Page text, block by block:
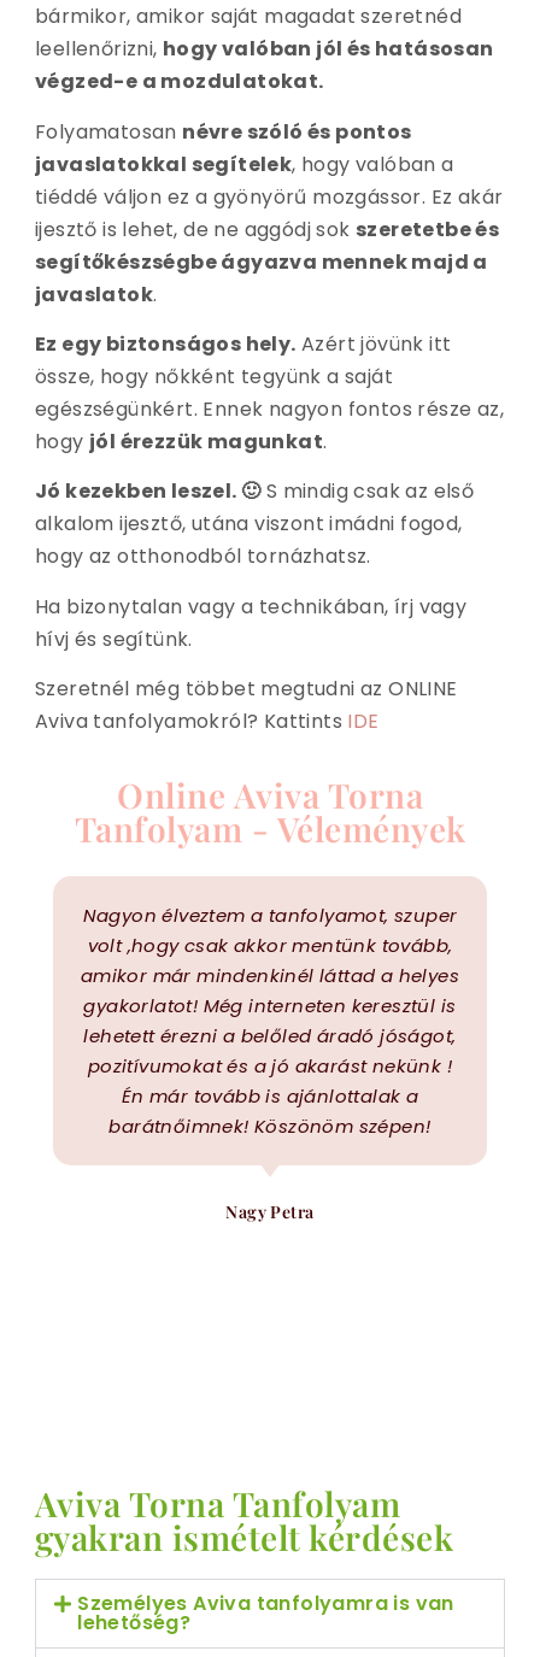
bármikor, amikor saját magadat szeretnéd
leellenőrizni, hogy valóban jól és hatásosan
végzed-e a mozdulatokat.
Folyamatosan névre szóló és pontos
javaslatokkal segítelek, hogy valóban a
tiéddé váljon ez a gyönyörű mozgássor. Ez akár
ijesztő is lehet, de ne aggódj sok szeretetbe és
segítőkészségbe ágyazva mennek majd a
javaslatok.
Ez egy biztonságos hely. Azért jövünk itt
össze, hogy nőkként tegyünk a saját
egészségünkért. Ennek nagyon fontos része az,
hogy jól érezzük magunkat.
Jó kezekben leszel. 🙂S mindig csak az első
alkalom ijesztő, utána viszont imádni fogod,
hogy az otthonodból tornázhatsz.
Ha bizonytalan vagy a technikában, írj vagy
hívj és segítünk.
Szeretnél még többet megtudni az ONLINE
Aviva tanfolyamokról? Kattints IDE
Online Aviva Torna
Tanfolyam - Vélemények
Nagyon élveztem a tanfolyamot, szuper
volt ,hogy csak akkor mentünk tovább,
amikor már mindenkinél láttad a helyes
gyakorlatot! Még interneten keresztül is
lehetett érezni a belőled áradó jóságot,
pozitívumokat és a jó akarást nekünk !
Én már tovább is ajánlottalak a
barátnőimnek! Köszönöm szépen!
Nagy Petra
Aviva Torna Tanfolyam
gyakran ismételt kérdések
Személyes Aviva tanfolyamra is van
lehetőség?